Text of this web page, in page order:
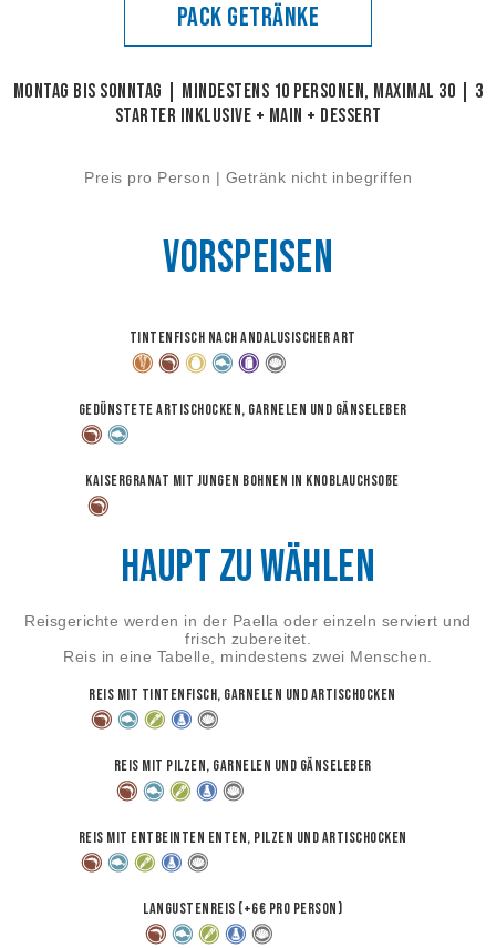
Pack Getränke
Montag bis SONNTAG | Mindestens 10 Personen, maximal 30 | 3
starter inklusive + Main + Dessert
Preis pro Person | Getränk nicht inbegriffen
Vorspeisen
Tintenfisch nach andalusischer Art
Gedünstete Artischocken, Garnelen und Gänseleber
Kaisergranat mit jungen Bohnen in Knoblauchsoße
Haupt zu wählen
Reisgerichte werden in der Paella oder einzeln serviert und
frisch zubereitet.
Reis in eine Tabelle, mindestens zwei Menschen.
Reis mit Tintenfisch, Garnelen und Artischocken
Reis mit Pilzen, Garnelen und Gänseleber
Reis mit entbeinten Enten, Pilzen und Artischocken
Langustenreis (+6€ pro Person)